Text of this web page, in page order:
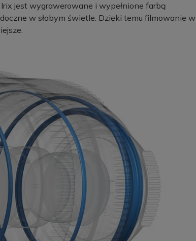
jest wygrawerowane i wypełnione farbą
w słabym świetle. Dzięki temu filmowanie w